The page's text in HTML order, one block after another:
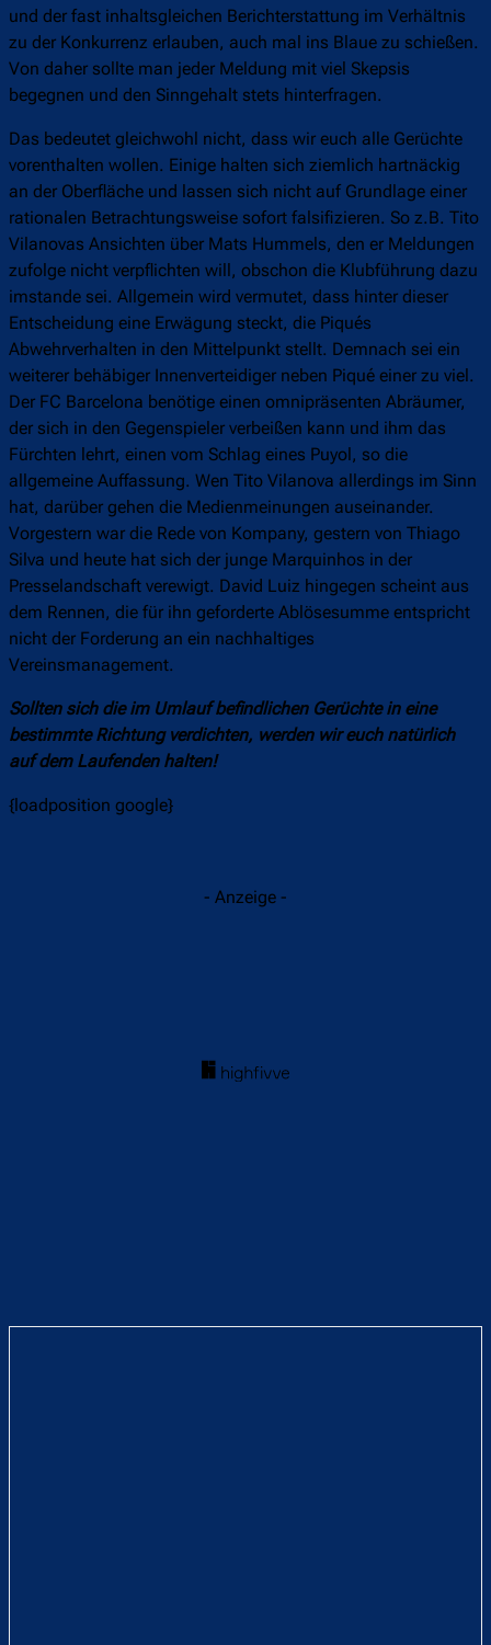
und der fast inhaltsgleichen Berichterstattung im Verhältnis
zu der Konkurrenz erlauben, auch mal ins Blaue zu schießen.
Von daher sollte man jeder Meldung mit viel Skepsis
begegnen und den Sinngehalt stets hinterfragen.
Das bedeutet gleichwohl nicht, dass wir euch alle Gerüchte
vorenthalten wollen. Einige halten sich ziemlich hartnäckig
an der Oberfläche und lassen sich nicht auf Grundlage einer
rationalen Betrachtungsweise sofort falsifizieren. So z.B. Tito
Vilanovas Ansichten über Mats Hummels, den er Meldungen
zufolge nicht verpflichten will, obschon die Klubführung dazu
imstande sei. Allgemein wird vermutet, dass hinter dieser
Entscheidung eine Erwägung steckt, die Piqués
Abwehrverhalten in den Mittelpunkt stellt. Demnach sei ein
weiterer behäbiger Innenverteidiger neben Piqué einer zu viel.
Der FC Barcelona benötige einen omnipräsenten Abräumer,
der sich in den Gegenspieler verbeißen kann und ihm das
Fürchten lehrt, einen vom Schlag eines Puyol, so die
allgemeine Auffassung. Wen Tito Vilanova allerdings im Sinn
hat, darüber gehen die Medienmeinungen auseinander.
Vorgestern war die Rede von Kompany, gestern von Thiago
Silva und heute hat sich der junge Marquinhos in der
Presselandschaft verewigt. David Luiz hingegen scheint aus
dem Rennen, die für ihn geforderte Ablösesumme entspricht
nicht der Forderung an ein nachhaltiges
Vereinsmanagement.
Sollten sich die im Umlauf befindlichen Gerüchte in eine
bestimmte Richtung verdichten, werden wir euch natürlich
auf dem Laufenden halten!
{loadposition google}
- Anzeige -